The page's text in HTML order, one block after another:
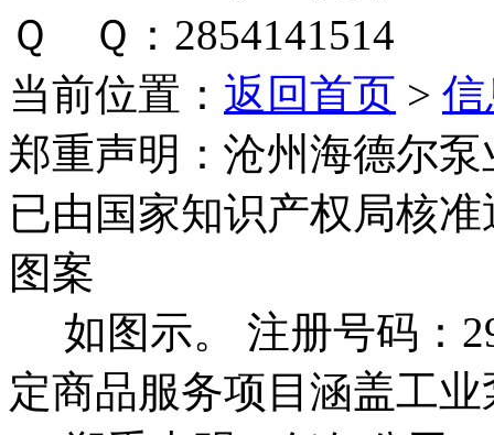
Ｑ Ｑ：2854141514
当前位置： 返回首页 >
郑重声明： 沧州海德尔
已由国家知识产权局核
图案
如图示。 注册号码：
定商品服务项目涵盖工